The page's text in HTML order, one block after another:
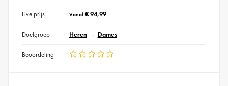
Live prijs Vanaf€ 94,99
Doelgroep Heren Dames
Beoordeling